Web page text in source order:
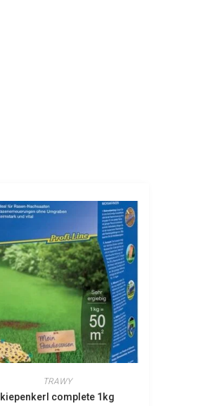
TRAWY
kiepenkerl complete 1kg